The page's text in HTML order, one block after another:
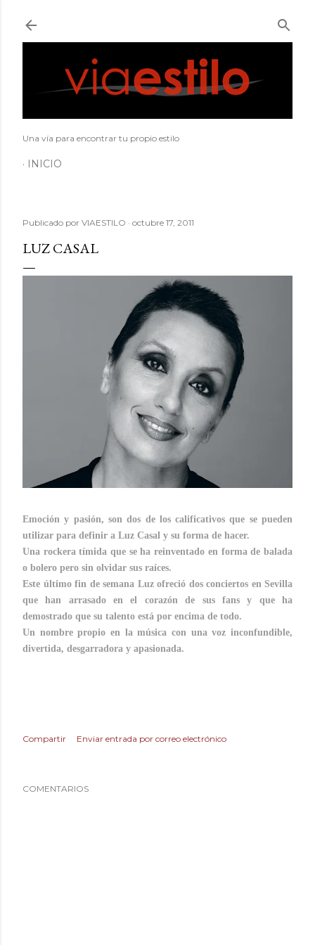
Una vía para encontrar tu propio estilo
INICIO
Publicado por VIAESTILO octubre 17, 2011
LUZ CASAL
Emoción y pasión, son dos de los calificativos que se pueden
utilizar para definir a Luz Casal y su forma de hacer.
Una rockera tímida que se ha reinventado en forma de balada
o bolero pero sin olvidar sus raíces.
Este último fin de semana Luz ofreció dos conciertos en Sevilla
que han arrasado en el corazón de sus fans y que ha
demostrado que su talento está por encima de todo.
Un nombre propio en la música con una voz inconfundible,
divertida, desgarradora y apasionada.
Compartir Enviar entrada por correo electrónico
COMENTARIOS